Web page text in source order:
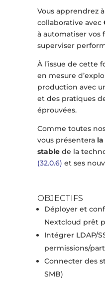
Vous apprendrez
collaborative avec
à automatiser vos
superviser
À l’issue de cette
en mesure
production avec
et des pratiques
éprouvées.
Comme toutes
vous présentera
stablede la
(32.0.6) et ses
OBJECTIFS
Déployer et
Nextcloud prêt
Intégrer LDAP/
permissions/
Connecter des
SMB)